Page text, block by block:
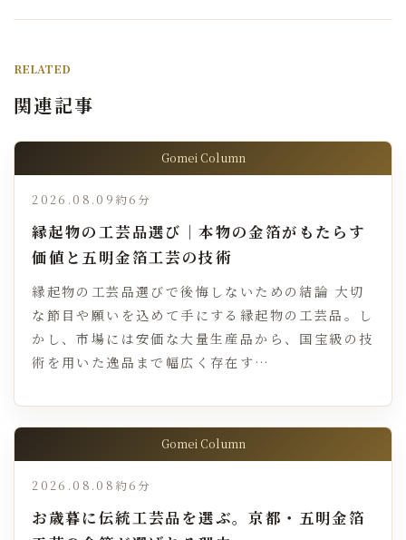
RELATED
関連記事
Gomei Column
2026.08.09 約6分
縁起物の工芸品選び｜本物の金箔がもたらす
価値と五明金箔工芸の技術
縁起物の工芸品選びで後悔しないための結論 大切
な節目や願いを込めて手にする縁起物の工芸品。し
かし、市場には安価な大量生産品から、国宝級の技
術を用いた逸品まで幅広く存在す…
Gomei Column
2026.08.08 約6分
お歳暮に伝統工芸品を選ぶ。京都・五明金箔